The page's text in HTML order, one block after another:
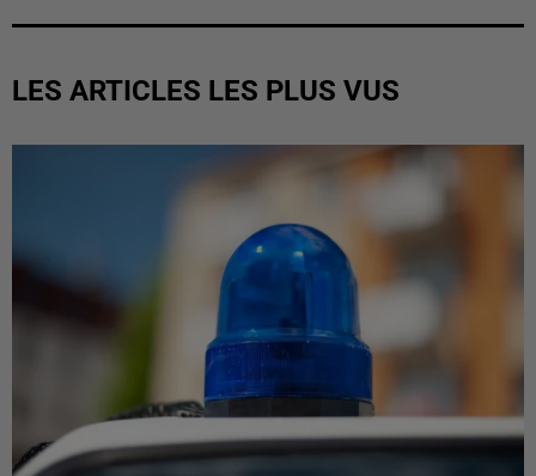
LES ARTICLES LES PLUS VUS